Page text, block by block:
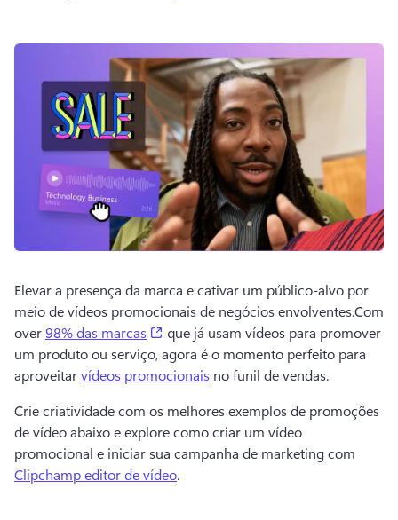
Elevar a presença da marca e cativar um público-alvo por
meio de vídeos promocionais de negócios envolventes.Com
over 98% das marcas (opens in a new tab)
que já usam vídeos para promover
um produto ou serviço, agora é o momento perfeito para
aproveitar vídeos promocionais no funil de vendas.
Crie criatividade com os melhores exemplos de promoções
de vídeo abaixo e explore como criar um vídeo
promocional e iniciar sua campanha de marketing com
Clipchamp editor de vídeo.